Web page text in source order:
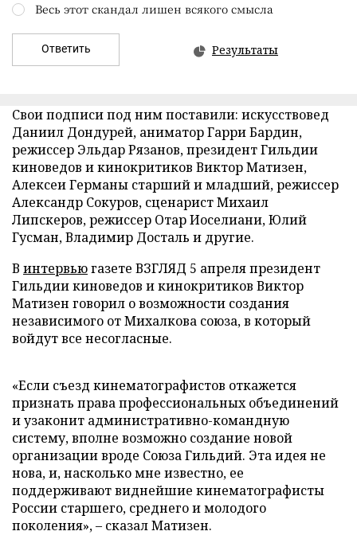
Весь этот скандал лишен всякого смысла
Ответить Результаты
Свои подписи под ним поставили: искусствовед
Даниил Дондурей, аниматор Гарри Бардин,
режиссер Эльдар Рязанов, президент Гильдии
киноведов и кинокритиков Виктор Матизен,
Алексеи Германы старший и младший, режиссер
Александр Сокуров, сценарист Михаил
Липскеров, режиссер Отар Иоселиани, Юлий
Гусман, Владимир Досталь и другие.
В интервьюгазете ВЗГЛЯД 5 апреля президент
Гильдии киноведов и кинокритиков Виктор
Матизен говорил о возможности создания
независимого от Михалкова союза, в который
войдут все несогласные.
«Если съезд кинематографистов откажется
признать права профессиональных объединений
и узаконит административно-командную
систему, вполне возможно создание новой
организации вроде Союза Гильдий. Эта идея не
нова, и, насколько мне известно, ее
поддерживают виднейшие кинематографисты
России старшего, среднего и молодого
поколения», – сказал Матизен.